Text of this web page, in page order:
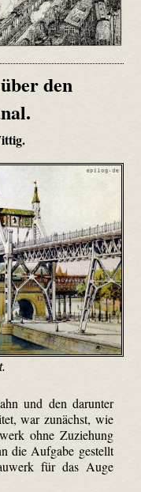
den
und den darunter
war zunächst, wie
ohne Zuziehung
die Aufgabe gestellt
für das Auge